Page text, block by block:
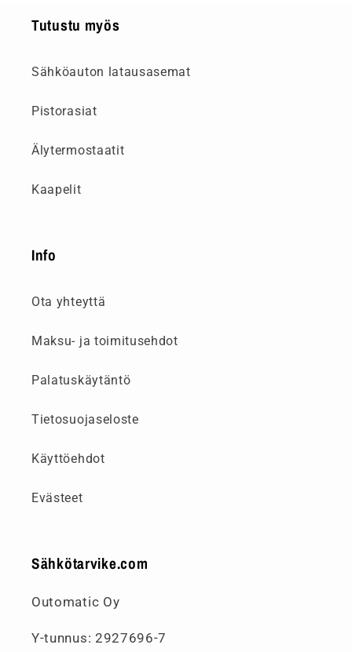
Tutustu myös
Sähköauton latausasemat
Pistorasiat
Älytermostaatit
Kaapelit
Info
Ota yhteyttä
Maksu- ja toimitusehdot
Palatuskäytäntö
Tietosuojaseloste
Käyttöehdot
Evästeet
Sähkötarvike.com
Outomatic Oy
Y-tunnus: 2927696-7